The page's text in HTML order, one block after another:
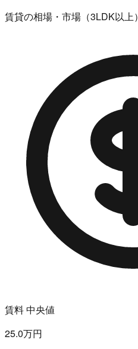
賃貸の相場・市場（3LDK以上）
賃料 中央値
25.0万円